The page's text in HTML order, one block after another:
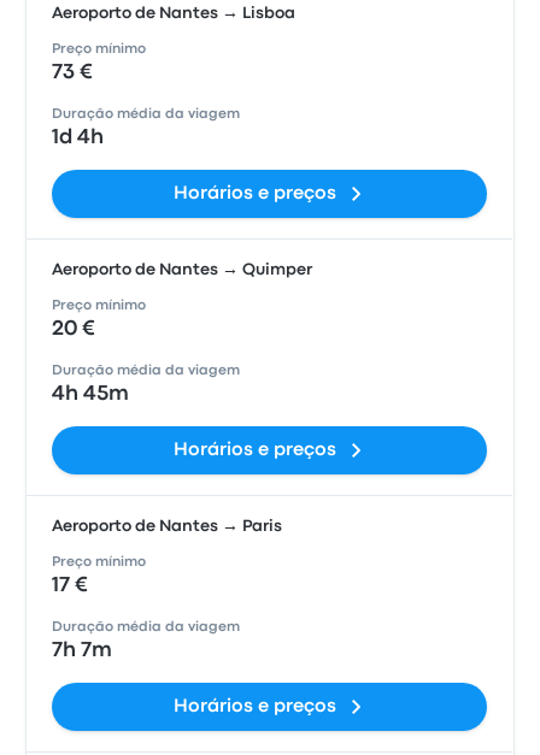
Aeroporto de Nantes → Lisboa
Preço mínimo
73 €
Duração média da viagem
1d 4h
Horários e preços
Aeroporto de Nantes → Quimper
Preço mínimo
20 €
Duração média da viagem
4h 45m
Horários e preços
Aeroporto de Nantes → Paris
Preço mínimo
17 €
Duração média da viagem
7h 7m
Horários e preços